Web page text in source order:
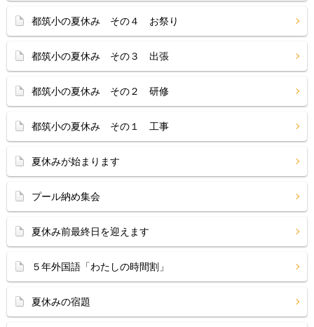
都筑小の夏休み その４ お祭り
都筑小の夏休み その３ 出張
都筑小の夏休み その２ 研修
都筑小の夏休み その１ 工事
夏休みが始まります
プール納め集会
夏休み前最終日を迎えます
５年外国語「わたしの時間割」
夏休みの宿題